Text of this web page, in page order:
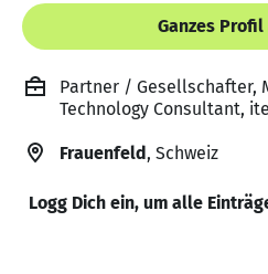
Ganzes
Partner / Gesellschafter,
Technology Consultant,
Frauenfeld, Schweiz
Logg Dich ein, um alle